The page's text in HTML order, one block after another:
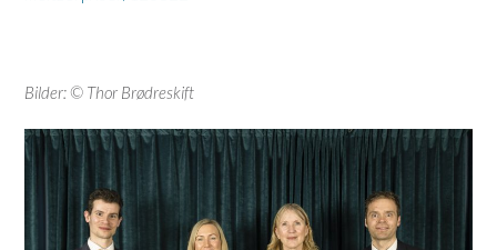
Bilder: © Thor Brødreskift